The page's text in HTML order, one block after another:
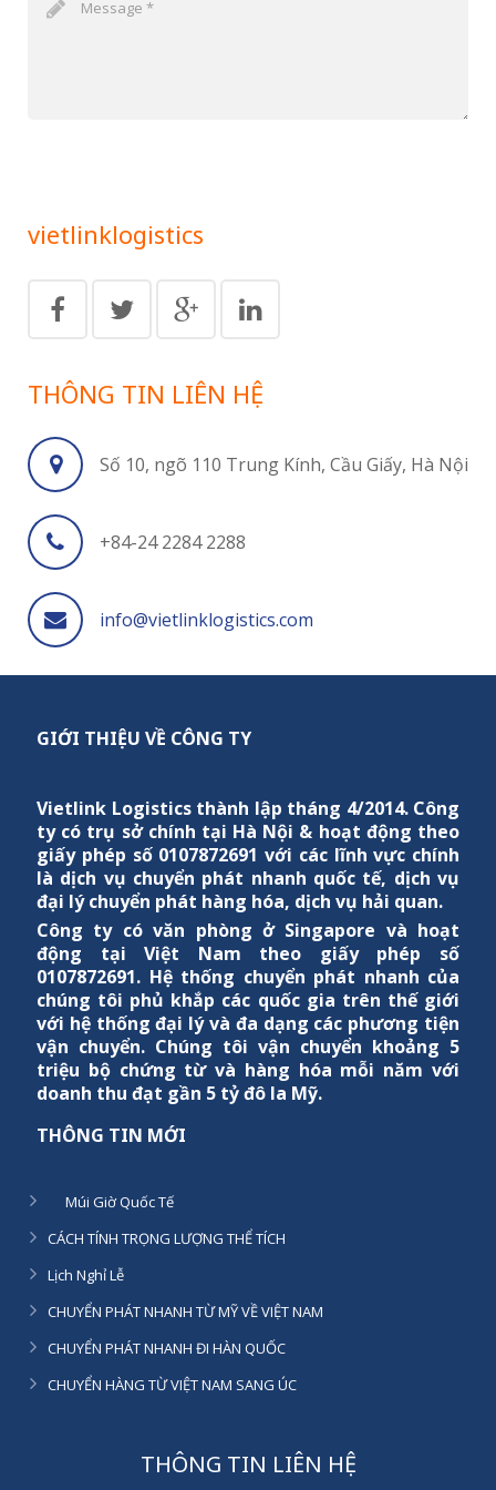
vietlinklogistics
THÔNG TIN LIÊN HỆ
Số 10, ngõ 110 Trung Kính, Cầu Giấy, Hà Nội
+84-24 2284 2288
info@vietlinklogistics.com
GIỚI THIỆU VỀ CÔNG TY
Vietlink Logisticsthành lập tháng 4/2014. Công
ty có trụ sở chính tại Hà Nội & hoạt động theo
giấy phép số 0107872691 với các lĩnh vực chính
là dịch vụ chuyển phát nhanh quốc tế, dịch vụ
đại lý chuyển phát hàng hóa, dịch vụ hải quan.
Công ty có văn phòng ở Singapore và hoạt
động tại Việt Nam theo giấy phép số
0107872691. Hệ thống chuyển phát nhanh của
chúng tôi phủ khắp các quốc gia trên thế giới
với hệ thống đại lý và đa dạng các phương tiện
vận chuyển. Chúng tôi vận chuyển khoảng 5
triệu bộ chứng từ và hàng hóa mỗi năm với
doanh thu đạt gần 5 tỷ đô la Mỹ.
THÔNG TIN MỚI
Múi Giờ Quốc Tế
CÁCH TÍNH TRỌNG LƯỢNG THỂ TÍCH
Lịch Nghỉ Lễ
CHUYỂN PHÁT NHANH TỪ MỸ VỀ VIỆT NAM
CHUYỂN PHÁT NHANH ĐI HÀN QUỐC
CHUYỂN HÀNG TỪ VIỆT NAM SANG ÚC
THÔNG TIN LIÊN HỆ